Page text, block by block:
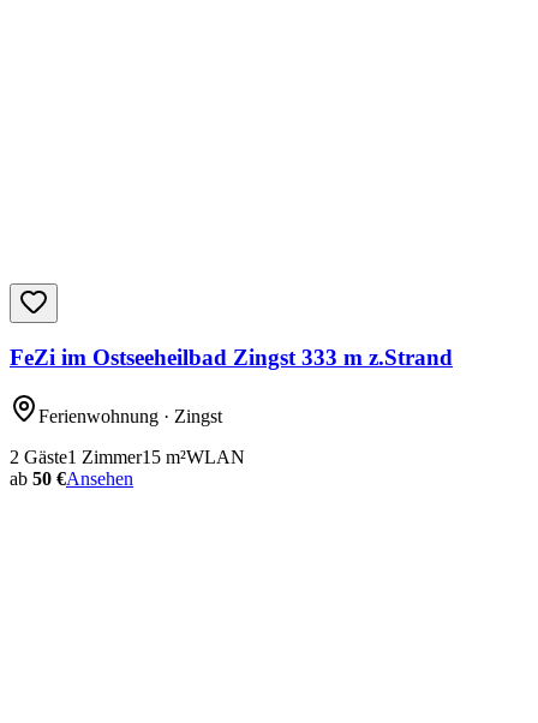
FeZi im Ostseeheilbad Zingst 333 m z.Strand
Ferienwohnung · Zingst
2 Gäste1 Zimmer15 m²WLAN
ab 50 €Ansehen